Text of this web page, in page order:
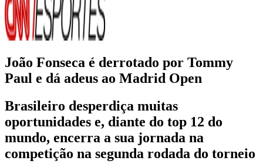
João Fonseca é derrotado por Tommy
Paul e dá adeus ao Madrid Open
Brasileiro desperdiça muitas
oportunidades e, diante do top 12 do
mundo, encerra a sua jornada na
competição na segunda rodada do torneio